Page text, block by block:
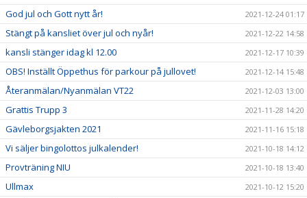
God jul och Gott nytt år!
2021-12-24 01:17
Stängt på kansliet över jul och nyår! 2021-12-22 14:58
kansli stänger idag kl 12.00 2021-12-17 10:39
OBS! Inställt Öppethus för parkour på jullovet! 2021-12-14 15:48
Återanmälan/Nyanmälan VT22 2021-12-03 13:00
Grattis Trupp 3 2021-11-28 14:20
Gävleborgsjakten 2021 2021-11-16 15:18
Vi säljer bingolottos julkalender! 2021-10-18 14:12
Provträning NIU 2021-10-18 13:40
Ullmax 2021-10-12 15:20